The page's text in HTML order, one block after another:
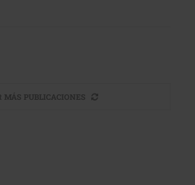
MÁS PUBLICACIONES